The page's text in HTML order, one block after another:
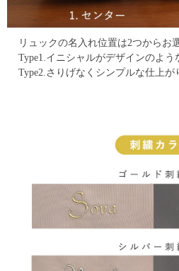
リュックの名入れ位置は2つからお
Type1.イニシャルがデザインのよう
Type2.さりげなくシンプルな仕上が